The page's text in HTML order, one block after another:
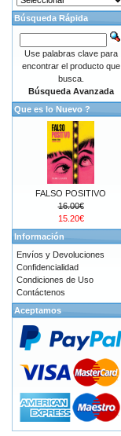
Búsqueda Rápida
Use palabras clave para
encontrar el producto que
busca.
Búsqueda Avanzada
Que es lo Nuevo ?
FALSO POSITIVO
16.00€
15.20€
Información
Envíos y Devoluciones
Confidencialidad
Condiciones de Uso
Contáctenos
Aceptamos